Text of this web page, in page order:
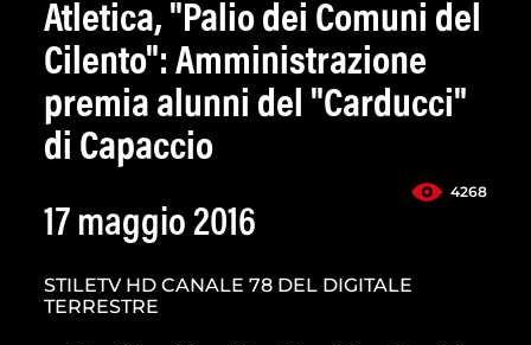
Atletica, "Palio dei Comuni del
Cilento": Amministrazione
premia alunni del "Carducci"
di Capaccio
4268
17 maggio 2016
STILETV HD CANALE 78 DEL DIGITALE
TERRESTRE